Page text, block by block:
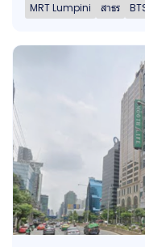
MRT Lumpini สาธร